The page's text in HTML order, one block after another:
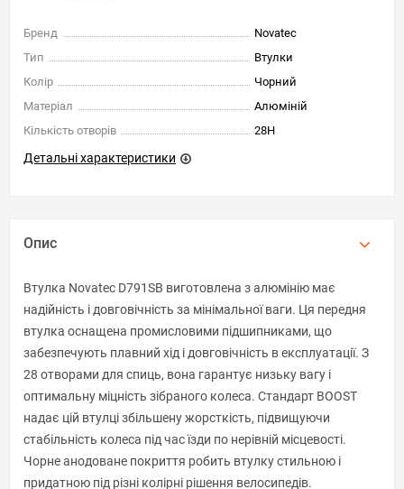
Бренд
Novatec
Тип
Втулки
Колір
Чорний
Матеріал
Алюміній
Кількість отворів
28H
Детальні характеристики
Опис
Втулка Novatec D791SB виготовлена з алюмінію має
надійність і довговічність за мінімальної ваги. Ця передня
втулка оснащена промисловими підшипниками, що
забезпечують плавний хід і довговічність в експлуатації. З
28 отворами для спиць, вона гарантує низьку вагу і
оптимальну міцність зібраного колеса. Стандарт BOOST
надає цій втулці збільшену жорсткість, підвищуючи
стабільність колеса під час їзди по нерівній місцевості.
Чорне анодоване покриття робить втулку стильною і
придатною під різні колірні рішення велосипедів.